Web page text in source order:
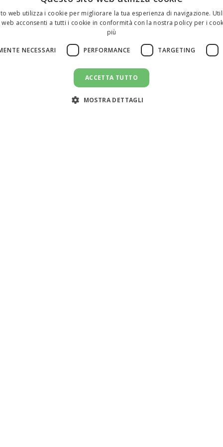
web utilizza i cookie per migliorare la tua esperienza di navigazione.
acconsenti a tutti i cookie in conformità con la nostra policy per i
più
NECESSARI PERFORMANCE TARGETING
ACCETTA TUTTO
MOSTRA DETTAGLI